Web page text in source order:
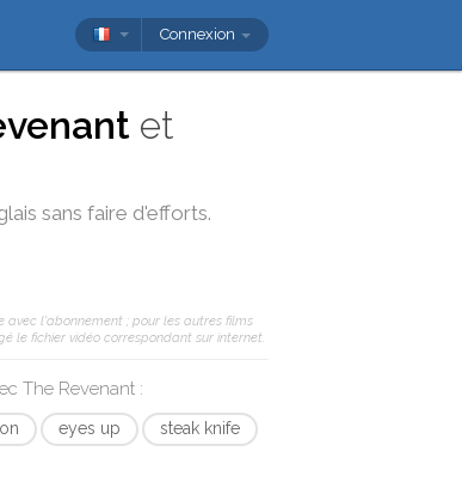
Connexion
et
sans faire d'efforts.
avec l'abonnement ; pour les autres films
le fichier vidéo correspondant sur internet.
The Revenant :
eyes up
steak knife